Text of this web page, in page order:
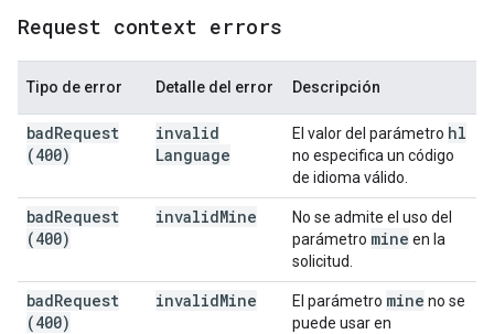
Request context errors
Tipo de error Detalle del error Descripción
badRequest
(400)
invalid
Language
El valor del parámetro hl
no especifica un código
de idioma válido.
badRequest
(400)
invalidMine
No se admite el uso del
parámetro mine en la
solicitud.
badRequest
(400)
invalidMine El parámetro mine no se
puede usar en